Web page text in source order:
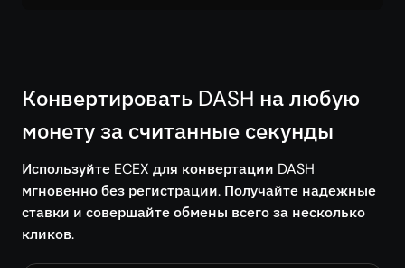
Конвертировать DASH на любую
монету за считанные секунды
Используйте ECEX для конвертации DASH
мгновенно без регистрации. Получайте надежные
ставки и совершайте обмены всего за несколько
кликов.